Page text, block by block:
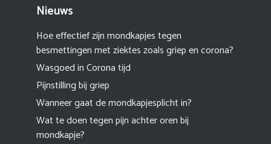
Nieuws
Hoe effectief zijn mondkapjes tegen
besmettingen met ziektes zoals griep en corona?
Wasgoed in Corona tijd
Pijnstilling bij griep
Wanneer gaat de mondkapjesplicht in?
Wat te doen tegen pijn achter oren bij
mondkapje?